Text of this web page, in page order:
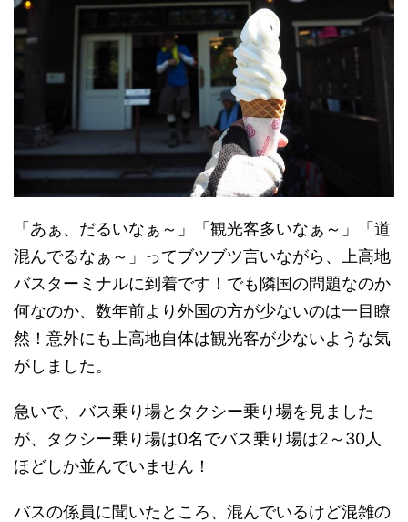
「あぁ、だるいなぁ～」「観光客多いなぁ～」「道
混んでるなぁ～」ってブツブツ言いながら、上高地
バスターミナルに到着です！でも隣国の問題なのか
何なのか、数年前より外国の方が少ないのは一目瞭
然！意外にも上高地自体は観光客が少ないような気
がしました。
急いで、バス乗り場とタクシー乗り場を見ました
が、タクシー乗り場は0名でバス乗り場は2～30人
ほどしか並んでいません！
バスの係員に聞いたところ、混んでいるけど混雑の